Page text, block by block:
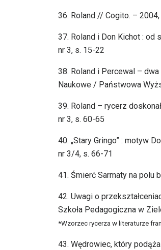
36. Roland // Cogito. –
37. Roland i Don Kichot :
nr 3, s. 15-22
38. Roland i Percewal –
Naukowe / Państwowa
39. Roland – rycerz
nr 3, s. 60-65
40. „Stary Gringo” : motyw
nr 3/4, s. 66-71
41. Śmierć Sarmaty na polu
42. Uwagi o
Szkoła Pedagogiczna w
*Wzorzec rycerza w literaturze
43. Wędrowiec, który